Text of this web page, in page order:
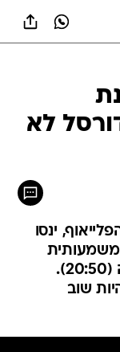
כדורסל לא
ינסו
לאליפות במשחק חוץ בהיכל מנורה (20:50).
שוב